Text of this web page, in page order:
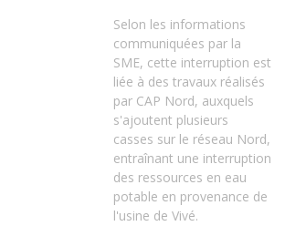
Selon les informations
communiquées par la
SME, cette interruption est
liée à des travaux réalisés
par CAP Nord, auxquels
s'ajoutent plusieurs
casses sur le réseau Nord,
entraînant une interruption
des ressources en eau
potable en provenance de
l'usine de Vivé.